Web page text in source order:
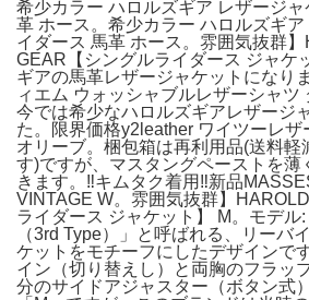
希少カラー ハロルズギア レザージ
革 ホース。希少カラー ハロルズギ
イダース 馬革 ホース。雰囲気抜群
GEAR【シングルライダース ジャケ
ギアの馬革レザージャケットになり
ィエム ウォッシャブルレザーシャツ
今では希少なハロルズギアレザージ
た。限界価格y2leather ワイツーレ
オリーブ。梱包箱は再利用品(送料軽
す)ですが、マスタングペーストを薄
きます。‼️キムタク着用‼️新品
VINTAGE W。雰囲気抜群】
ライダース ジャケット】 M。モデル
（3rd Type）」と呼ばれる、リーバ
ケットをモチーフにしたデザインで
イン（切り替えし）と両胸のフラッ
分のサイドアジャスター（ボタン式